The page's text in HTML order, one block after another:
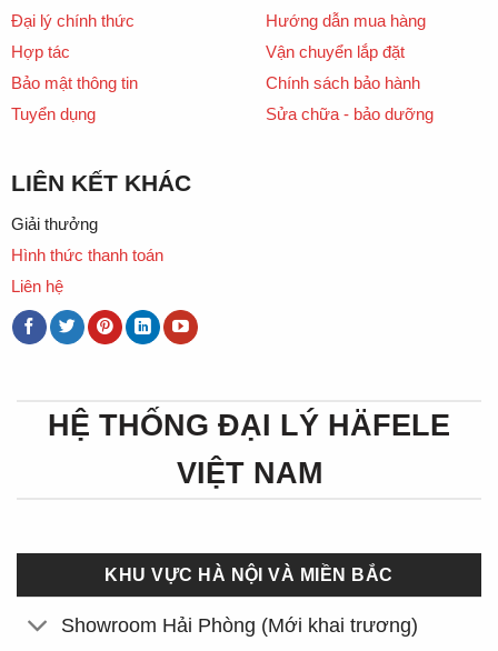
Đại lý chính thức
Hợp tác
Bảo mật thông tin
Tuyển dụng
Hướng dẫn mua hàng
Vận chuyển lắp đặt
Chính sách bảo hành
Sửa chữa - bảo dưỡng
LIÊN KẾT KHÁC
Giải thưởng
Hình thức thanh toán
Liên hệ
HỆ THỐNG ĐẠI LÝ HÄFELE
VIỆT NAM
KHU VỰC HÀ NỘI VÀ MIỀN BẮC
Showroom Hải Phòng (Mới khai trương)